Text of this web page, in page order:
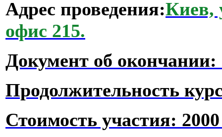
Адрес проведения:Киев,
офис 215.
Документ об окончании:
Продолжительность
Стоимость участия: